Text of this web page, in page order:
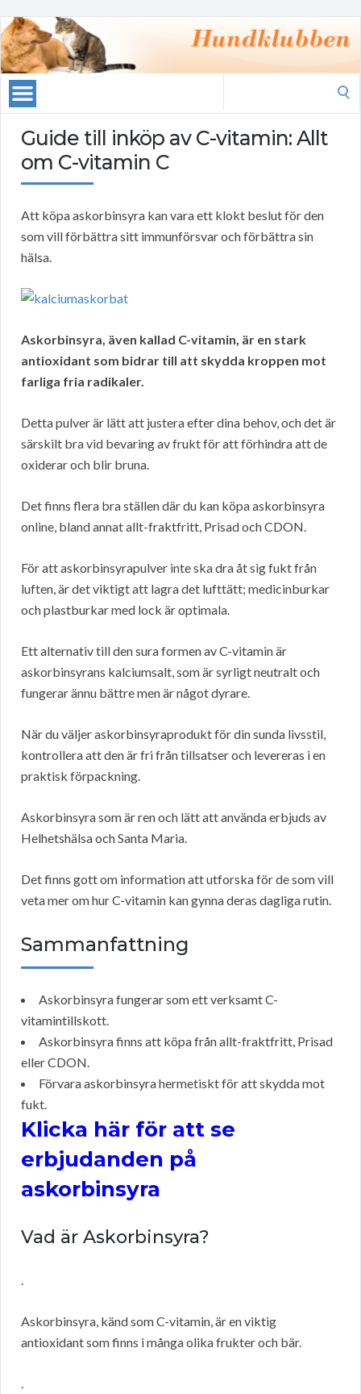
Guide till inköp av C-vitamin: Allt
om C-vitamin C
Att köpa askorbinsyra kan vara ett klokt beslut för den
som vill förbättra sitt immunförsvar och förbättra sin
hälsa.
Askorbinsyra, även kallad C-vitamin, är en stark
antioxidant som bidrar till att skydda kroppen mot
farliga fria radikaler.
Detta pulver är lätt att justera efter dina behov, och det är
särskilt bra vid bevaring av frukt för att förhindra att de
oxiderar och blir bruna.
Det finns flera bra ställen där du kan köpa askorbinsyra
online, bland annat allt-fraktfritt, Prisad och CDON.
För att askorbinsyrapulver inte ska dra åt sig fukt från
luften, är det viktigt att lagra det lufttätt; medicinburkar
och plastburkar med lock är optimala.
Ett alternativ till den sura formen av C-vitamin är
askorbinsyrans kalciumsalt, som är syrligt neutralt och
fungerar ännu bättre men är något dyrare.
När du väljer askorbinsyraprodukt för din sunda livsstil,
kontrollera att den är fri från tillsatser och levereras i en
praktisk förpackning.
Askorbinsyra som är ren och lätt att använda erbjuds av
Helhetshälsa och Santa Maria.
Det finns gott om information att utforska för de som vill
veta mer om hur C-vitamin kan gynna deras dagliga rutin.
Sammanfattning
Askorbinsyra fungerar som ett verksamt C-
vitamintillskott.
Askorbinsyra finns att köpa från allt-fraktfritt, Prisad
eller CDON.
Förvara askorbinsyra hermetiskt för att skydda mot
fukt.
Klicka här för att se
erbjudanden på
askorbinsyra
Vad är Askorbinsyra?
.
Askorbinsyra, känd som C-vitamin, är en viktig
antioxidant som finns i många olika frukter och bär.
.